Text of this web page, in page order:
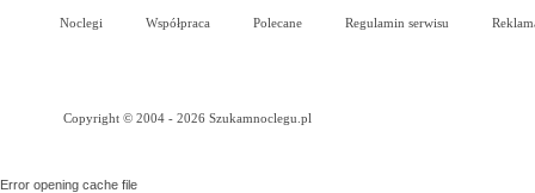
Noclegi Współpraca Polecane Regulamin serwisu
Copyright © 2004 - 2026 Szukamnoclegu.pl
Error opening cache file